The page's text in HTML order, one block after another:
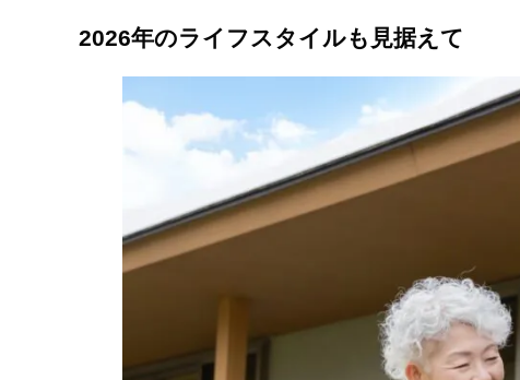
2026年のライフスタイルも見据えて